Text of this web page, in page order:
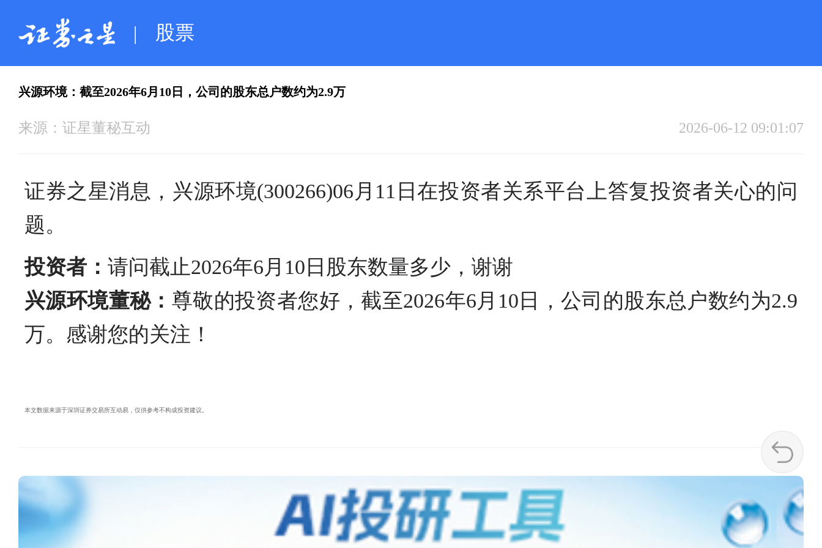
| 股票
兴源环境：截至2026年6月10日，公司的股东总户数约为2.9万
来源： 证星董秘互动 2026-06-12 09:01:07
证券之星消息，兴源环境(300266)06月11日在投资者关系平台上答复投资者关心的问
题。
投资者： 请问截止2026年6月10日股东数量多少，谢谢
兴源环境董秘： 尊敬的投资者您好，截至2026年6月10日，公司的股东总户数约为2.9
万。感谢您的关注！
本文数据来源于深圳证券交易所互动易，仅供参考不构成投资建议。